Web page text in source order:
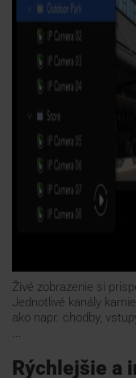
Živé zobrazenie si
Jednotlivé kanály
ako napr. chodby,
...
Rýchlejšie a